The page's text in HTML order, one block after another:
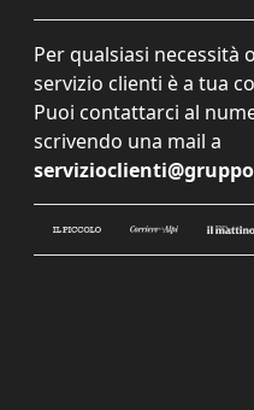
Per qualsiasi necessità
servizio clienti è a tua
Puoi contattarci al
scrivendo una mail a